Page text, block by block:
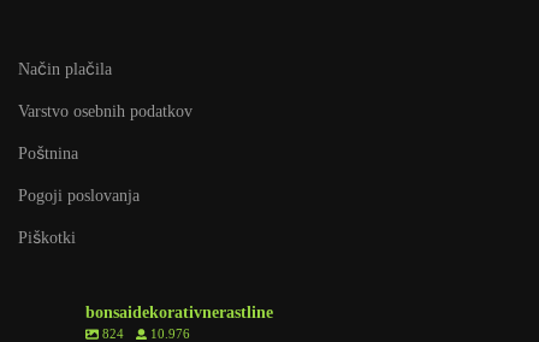
Način plačila
Varstvo osebnih podatkov
Poštnina
Pogoji poslovanja
Piškotki
bonsaidekorativnerastline
824 10.976